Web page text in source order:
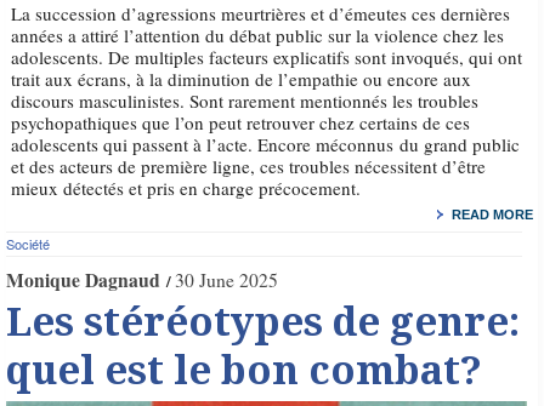
La succession d’agressions meurtrières et d’émeutes ces dernières
années a attiré l’attention du débat public sur la violence chez les
adolescents. De multiples facteurs explicatifs sont invoqués, qui ont
trait aux écrans, à la diminution de l’empathie ou encore aux
discours masculinistes. Sont rarement mentionnés les troubles
psychopathiques que l’on peut retrouver chez certains de ces
adolescents qui passent à l’acte. Encore méconnus du grand public
et des acteurs de première ligne, ces troubles nécessitent d’être
mieux détectés et pris en charge précocement.
READ MORE
Société
Monique Dagnaud 30 June 2025
Les stéréotypes de genre:
quel est le bon combat?